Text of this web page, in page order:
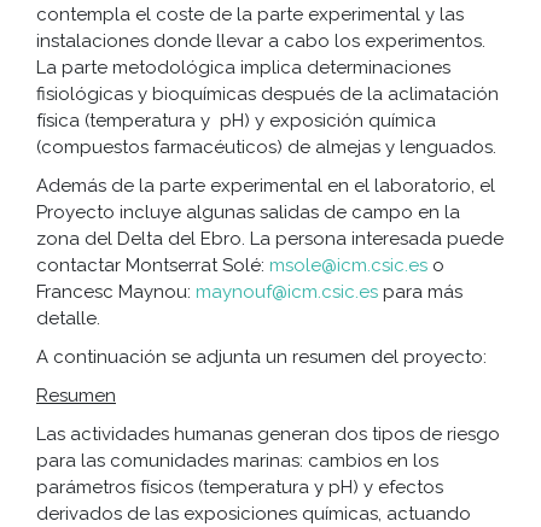
contempla el coste de la parte experimental y las
instalaciones donde llevar a cabo los experimentos.
La parte metodológica implica determinaciones
fisiológicas y bioquímicas después de la aclimatación
física (temperatura y pH) y exposición química
(compuestos farmacéuticos) de almejas y lenguados.
Además de la parte experimental en el laboratorio, el
Proyecto incluye algunas salidas de campo en la
zona del Delta del Ebro. La persona interesada puede
contactar Montserrat Solé: msole@icm.csic.es o
Francesc Maynou: maynouf@icm.csic.es para más
detalle.
A continuación se adjunta un resumen del proyecto:
Resumen
Las actividades humanas generan dos tipos de riesgo
para las comunidades marinas: cambios en los
parámetros físicos (temperatura y pH) y efectos
derivados de las exposiciones químicas, actuando